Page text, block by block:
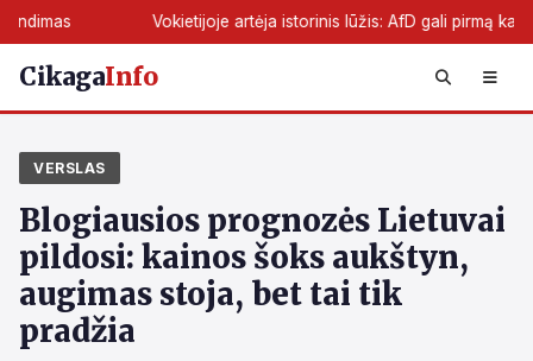
Vokietijoje artėja istorinis lūžis: AfD gali pirmą kartą perimti
CikagaInfo
VERSLAS
Blogiausios prognozės Lietuvai
pildosi: kainos šoks aukštyn,
augimas stoja, bet tai tik
pradžia